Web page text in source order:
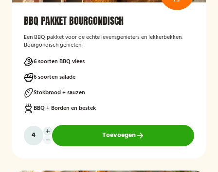
BBQ PAKKET BOURGONDISCH
Een BBQ pakket voor de echte levensgenieters en lekkerbekken.
Bourgondisch genieten!
6 soorten BBQ vlees
6 soorten salade
Stokbrood + sauzen
BBQ + Borden en bestek
Toevoegen